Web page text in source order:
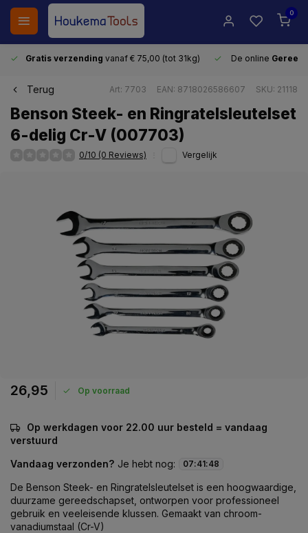
0
Gratis verzending vanaf € 75,00 (tot 31kg) De online
Terug Art: 7703 EAN: 8718026586607 SKU: 21118
Benson Steek- en Ringratelsleutelset
6-delig Cr-V (007703)
0/10 (0 Reviews) Vergelijk
26,95 Op voorraad
Op werkdagen voor 22.00 uur besteld = vandaag
verstuurd
Vandaag verzonden? Je hebt nog: 07:41:48
De Benson Steek- en Ringratelsleutelset is een hoogwaardige,
duurzame gereedschapset, ontworpen voor professioneel
gebruik en veeleisende klussen. Gemaakt van chroom-
vanadiumstaal (Cr-V)